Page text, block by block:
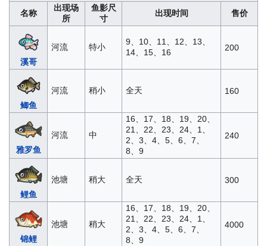
名称
出现场
所
鱼影尺
寸
出现时间 售价
溪哥
河流 特小
9、10、11、12、13、
14、15、16
200
鲫鱼
河流 稍小 全天 160
雅罗鱼
河流 中
16、17、18、19、20、
21、22、23、24、1、
2、3、4、5、6、7、
8、9
240
鲤鱼
池塘 稍大 全天 300
锦鲤
池塘 稍大
16、17、18、19、20、
21、22、23、24、1、
2、3、4、5、6、7、
8、9
4000